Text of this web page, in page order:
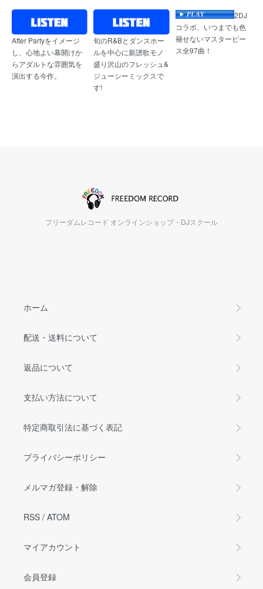
After Partyをイメージ
し、心地よい幕開けか
らアダルトな雰囲気を
演出する今作。
旬のR&Bとダンスホー
ルを中心に新譜歌モノ
盛り沢山のフレッシュ&
ジューシーミックスで
す!
2DJ
コラボ、いつまでも色
褪せないマスターピー
ス全97曲！
フリーダムレコード オンラインショップ・DJスクール
ホーム
配送・送料について
返品について
支払い方法について
特定商取引法に基づく表記
プライバシーポリシー
メルマガ登録・解除
RSS / ATOM
マイアカウント
会員登録